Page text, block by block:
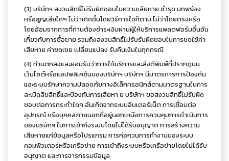
(3) บริษัทฯ สงวนสิทธิ์ไม่รับผิดชอบในความเสียหาย ชำรุด บกพร่อง
หรือสูญเสียใดๆ ไม่ว่าเกิดขึ้นโดยวิธีการใดก็ตาม ไม่ว่าโดยตรงหรือ
โดยอ้อมจากการที่ท่านต้องชำระเงินผ่านผู้ให้บริการแพลตฟอร์มอื่นอัน
เกี่ยวกับการซื้อขาย รวมถึงสงวนสิทธิ์ไม่รับรับผิดชอบในการชดใช้ค่า
เสียหาย ค่าชดเชย เปลี่ยนแปลง รับคืนเงินในทุกกรณี
(4) ท่านตกลงและยอมรับว่าการให้บริการและสิ่งตีพิมพ์ที่ปรากฏบน
เว็บไซต์หรือแอปพลิเคชันของบริษัทฯ บริษัทฯ มีมาตรการการป้องกัน
และระบบรักษาความปลอดภัยทางอิเล็กทรอนิกส์ตามมาตรฐานในการ
ละเมิดลิขสิทธิ์และป้องกันการเสียหา ย บริษัทฯ ขอสงวนสิทธิ์ไม่รับผิด
ชอบต่อการกระทำใดๆ อันเกิดจากระบบอินเตอร์เน็ต การเชื่อมต่อ
อุปกรณ์ หรือบุคคลภายนอกที่อยู่นอกเหนือการควบคุมการดำเนินการ
ของบริษัทฯ ในการเข้าถึงระบบโดยไม่ได้รับอนุญาต การสร้างความ
เสียหายแก่ข้อมูลหรือโปรแกรม การก่อกวนการทำงานของระบบ
คอมพิวเตอร์หรือเครือข่าย การเข้าถึงระบบหรือเครือข่ายโดยไม่ได้รับ
อนุญาต และการจารกรรมข้อมูล